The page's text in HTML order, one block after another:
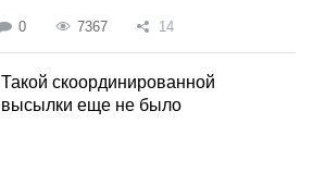
0 7367 14
Такой скоординированной
высылки еще не было